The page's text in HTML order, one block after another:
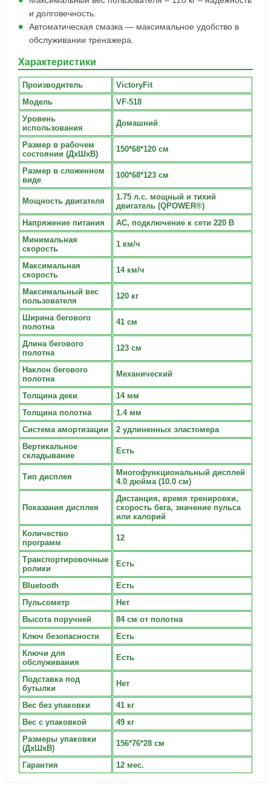
и долговечность.
Автоматическая смазка — максимальное удобство в
обслуживании тренажера.
Характеристики
Производитель
VictoryFit
Модель
VF-518
Уровень
использования
Домашний
Размер в рабочем
состоянии (ДxШxВ)
150*68*120 см
Размер в сложенном
виде
100*68*123 см
Мощность двигателя
1.75 л.с. мощный и тихий
двигатель (QPOWER®)
Напряжение питания
AC, подключение к сети 220 В
Минимальная
скорость
1 км/ч
Максимальная
скорость
14 км/ч
Максимальный вес
пользователя
120 кг
Ширина бегового
полотна
41 см
Длина бегового
полотна
123 см
Наклон бегового
полотна
Механический
Толщина деки
14 мм
Толщина полотна
1.4 мм
Система амортизации
2 удлиненных эластомера
Вертикальное
складывание
Есть
Тип дисплея
Многофункциональный дисплей
4.0 дюйма (10.0 см)
Показания дисплея
Дистанция, время тренировки,
скорость бега, значение пульса
или калорий
Количество
программ
12
Транспортировочные
ролики
Есть
Bluetooth
Есть
Пульсометр
Нет
Высота поручней
84 см от полотна
Ключ безопасности
Есть
Ключи для
обслуживания
Есть
Подставка под
бутылки
Нет
Вес без упаковки
41 кг
Вес с упаковкой
49 кг
Размеры упаковки
(ДxШxВ)
156*76*28 см
Гарантия 12 мес.